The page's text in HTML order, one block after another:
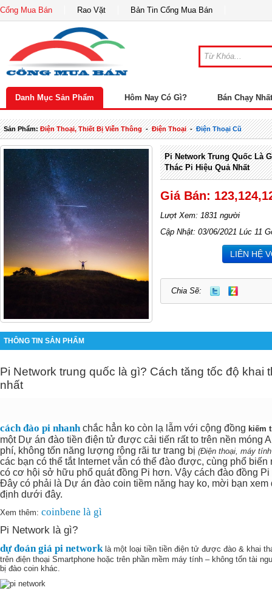
Cổng Mua Bán Rao Vặt Bản Tin Cổng Mua Bán
Danh Mục Sản Phẩm Hôm Nay Có Gì? Bán Chạy Nhất
Sản Phẩm:Điện Thoại, Thiết Bị Viễn Thông-Điện Thoại-Điện Thoại Cũ
Pi Network Trung Quốc Là
Thác Pi Hiệu Quả Nhất
Giá Bán:
Lượt Xem: 1831 người
Cập Nhật: 03/06/2021 Lúc 11
LIÊN HỆ
Chia Sẽ:
THÔNG TIN SẢN PHẨM
Pi Network trung quốc là gì? Cách tăng tốc độ khai
nhất
cách đào pi nhanh chắc hẳn ko còn lạ lẫm với cộng đồng kiếm
một Dự án đào tiền điện tử được cải tiến rất to trên nền móng
phí, không tốn năng lượng rộng rãi tư trang bị (Điện thoại, máy
các bạn có thể tắt Internet vẫn có thể đào được, cùng phổ
có cơ hội sở hữu phổ quát đồng Pi hơn. Vậy cách đào đồng
Đây có phải là Dự án đào coin tiềm năng hay ko, mời bạn xem
định dưới đây.
Xem thêm: coinbene là gì
Pi Network là gì?
dự đoán giá pi network là một loại tiền tiền điện tử được đào & khai
trên điện thoại Smartphone hoặc trên phần mềm máy tính – không tốn tài
bị đào coin khác.